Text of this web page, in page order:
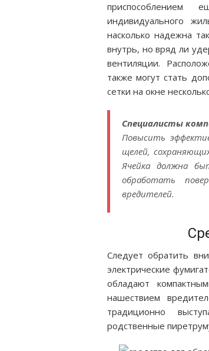
приспособлением
индивидуального
насколько надежна
внутрь, но вряд ли
вентиляции.
также могут стать
сетки на окне
Специалисты
Повысить
щелей,
Ячейка должна
обработать
вредителей.
Следует обратить
электрические
обладают
нашествием
традиционно
родственные